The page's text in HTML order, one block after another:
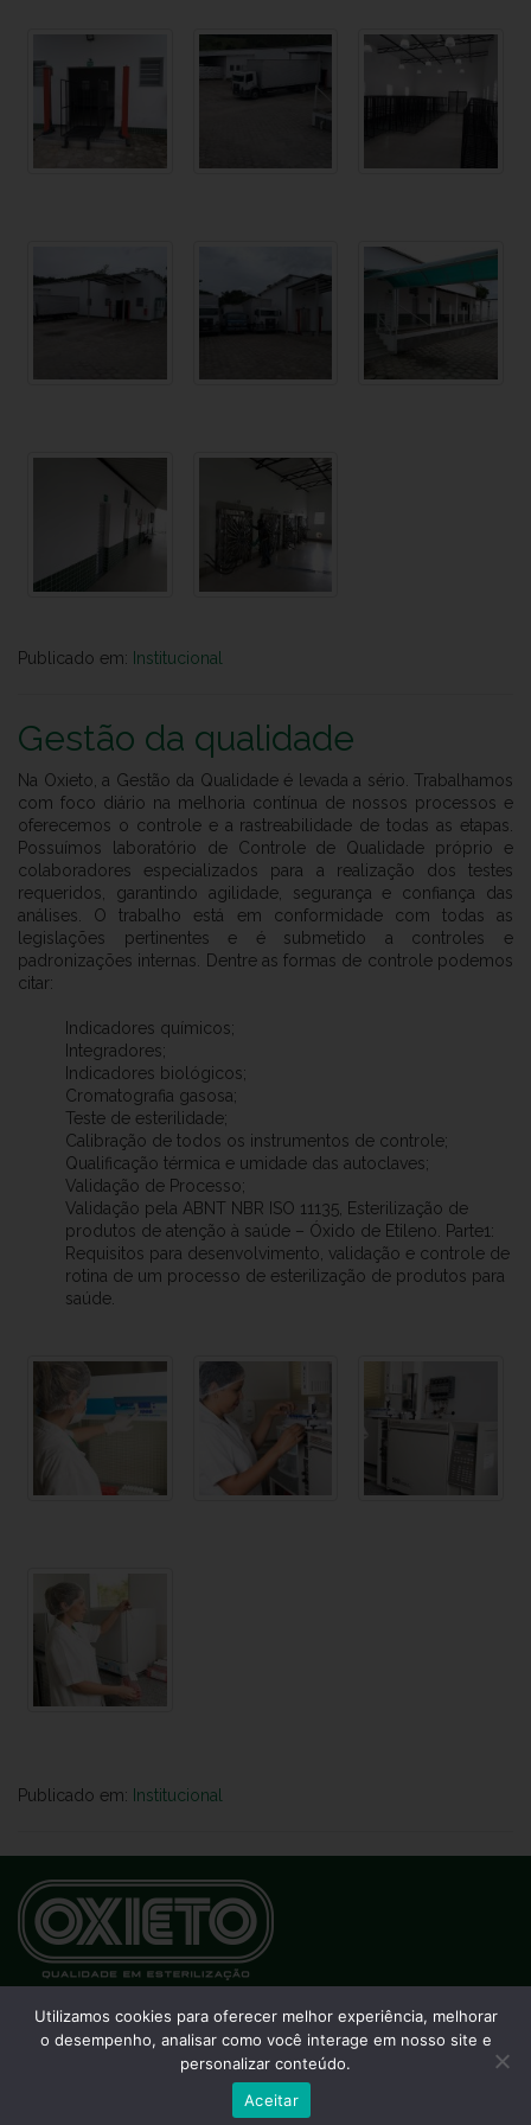
Publicado em: Institucional
Gestão da qualidade
Na Oxieto, a Gestão da Qualidade é levada a sério. Trabalhamos
com foco diário na melhoria contínua de nossos processos e
oferecemos o controle e a rastreabilidade de todas as etapas.
Possuímos laboratório de Controle de Qualidade próprio e
colaboradores especializados para a realização dos testes
requeridos, garantindo agilidade, segurança e confiança das
análises. O trabalho está em conformidade com todas as
legislações pertinentes e é submetido a controles e
padronizações internas. Dentre as formas de controle podemos
citar:
Indicadores químicos;
Integradores;
Indicadores biológicos;
Cromatografia gasosa;
Teste de esterilidade;
Calibração de todos os instrumentos de controle;
Qualificação térmica e umidade das autoclaves;
Validação de Processo;
Validação pela ABNT NBR ISO 11135, Esterilização de
produtos de atenção à saúde – Óxido de Etileno. Parte1:
Requisitos para desenvolvimento, validação e controle de
rotina de um processo de esterilização de produtos para
saúde.
Publicado em: Institucional
Webmail Oxieto
- Todos os direitos reservados
Utilizamos cookies para oferecer melhor experiência, melhorar
o desempenho, analisar como você interage em nosso site e
personalizar conteúdo.
Aceitar